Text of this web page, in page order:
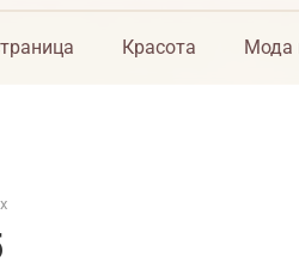
Красота Мода